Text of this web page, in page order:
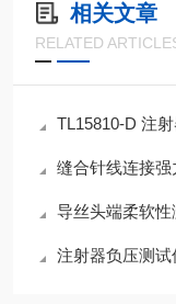
相关文章
RELATED
TL15810-D 注
缝合针线连接
导丝头端柔软
注射器负压测